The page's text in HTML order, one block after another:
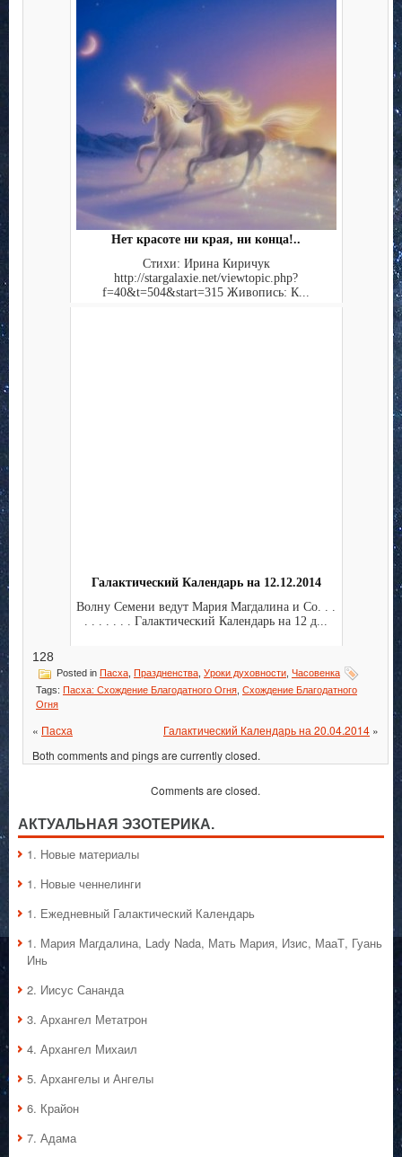
Нет красоте ни края, ни конца!..
Стихи: Ирина Киричук
http://stargalaxie.net/viewtopic.php?
f=40&t=504&start=315 Живопись: К...
Галактический Календарь на 12.12.2014
Волну Семени ведут Мария Магдалина и Co. . .
. . . . . . . Галактический Календарь на 12 д...
128
Posted in Пасха Праздненства Уроки духовности Часовенка
Tags: Пасха: Схождение Благодатного Огня Схождение Благодатного
Огня
« Пасха Галактический Календарь на 20.04.2014 »
Both comments and pings are currently closed.
Comments are closed.
АКТУАЛЬНАЯ ЭЗОТЕРИКА.
1. Hовые материалы
1. Hовые ченнелинги
1. Ежедневный Галактический Календарь
1. Мария Магдалина, Lady Nada, Мать Мария, Изис, МааТ, Гуань
Инь
2. Иисус Сананда
3. Архангел Метатрон
4. Архангел Михаил
5. Архангелы и Ангелы
6. Крайон
7. Адама